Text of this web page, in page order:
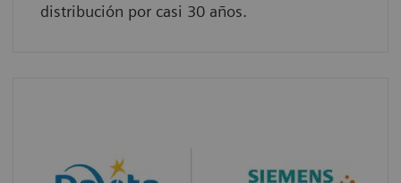
distribución por casi 30 años.